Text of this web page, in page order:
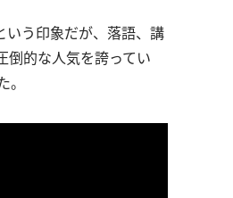
いう印象だが、落語、講
倒的な人気を誇ってい